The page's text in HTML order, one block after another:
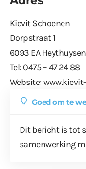
Kievit Schoenen
Dorpstraat 1
6093 EA Heythuysen
Tel: 0475 – 47 24 88
Website:
Goed om te
Dit bericht is tot
samenwerking